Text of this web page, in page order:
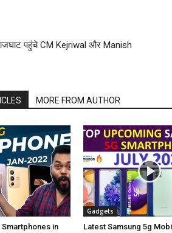
पहुंचे CM Kejriwal और Manish
MORE FROM AUTHOR
in
Gadgets
Latest Samsung 5g